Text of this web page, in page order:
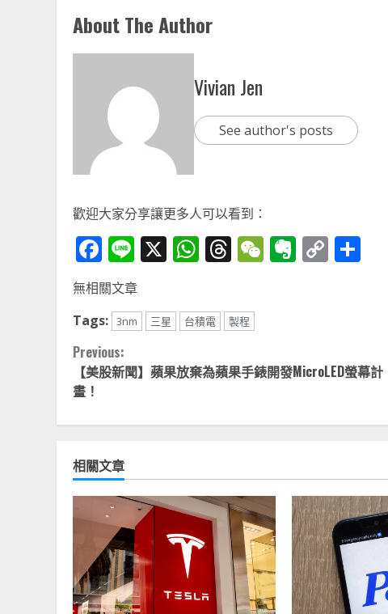
About The Author
Vivian Jen
See author's posts
歡迎大家分享讓更多人可以看到：
Facebook
Line
X WhatsApp
Threads
WeChat
Evernote
Copy
無相關文章
Tags: 3nm 三星 台積電 製程
Continue
Reading
Previous:
【美股新聞】蘋果放棄為蘋果手錶開發MicroLED螢幕計
畫！
相關文章